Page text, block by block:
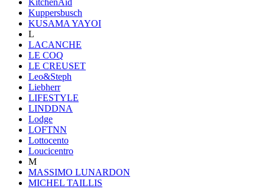
Kuppersbusch
KUSAMA YAYOI
L
LACANCHE
LE COQ
LE CREUSET
Leo&Steph
Liebherr
LIFESTYLE
LINDDNA
Lodge
LOFTNN
Lottocento
Loucicentro
M
MASSIMO LUNARDON
MICHEL TAILLIS